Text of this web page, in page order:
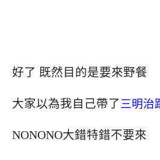
好了 既然目的是要來野餐
大家以為我自己帶了三明治
NONONO大錯特錯不要來